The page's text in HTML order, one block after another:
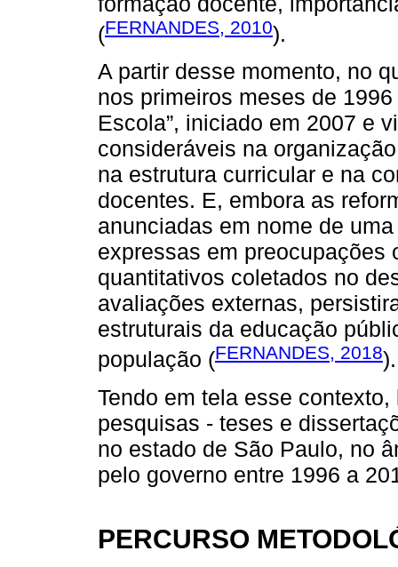
(FERNANDES, 2010).
A partir desse momento, no
nos primeiros meses de
Escola”, iniciado em 2007 e
consideráveis na
na estrutura curricular e na
docentes. E, embora as
anunciadas em nome de
expressas em preocupações
quantitativos coletados no
avaliações externas,
estruturais da educação
população (FERNANDES, 2018).
Tendo em tela esse
pesquisas - teses e
no estado de São Paulo, no
pelo governo entre 1996 a
PERCURSO